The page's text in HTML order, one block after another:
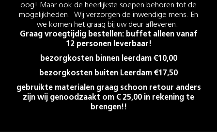
oog! Maar ook de heerlijkste soepen behoren tot de
mogelijkheden. Wij verzorgen de inwendige mens. En
we komen het graag bij uw deur afleveren.
Graag vroegtijdig bestellen: buffet alleen vanaf
12 personen leverbaar!
bezorgkosten binnen leerdam €10,00
bezorgkosten buiten Leerdam €17,50
gebruikte materialen graag schoon retour anders
zijn wij genoodzaakt om € 25,00 in rekening te
brengen!!